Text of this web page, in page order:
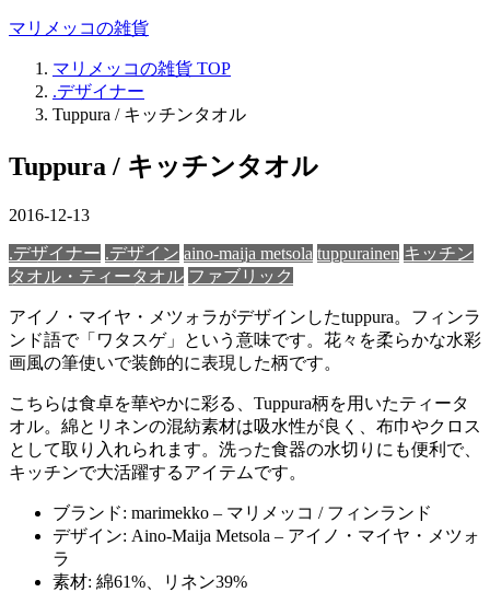
マリメッコの雑貨
マリメッコの雑貨 TOP
.デザイナー
Tuppura / キッチンタオル
Tuppura / キッチンタオル
2016-12-13
.デザイナー .デザイン aino-maija metsola tuppurainen キッチン
タオル・ティータオル ファブリック
アイノ・マイヤ・メツォラがデザインしたtuppura。フィンラ
ンド語で「ワタスゲ」という意味です。花々を柔らかな水彩
画風の筆使いで装飾的に表現した柄です。
こちらは食卓を華やかに彩る、Tuppura柄を用いたティータ
オル。綿とリネンの混紡素材は吸水性が良く、布巾やクロス
として取り入れられます。洗った食器の水切りにも便利で、
キッチンで大活躍するアイテムです。
ブランド: marimekko – マリメッコ / フィンランド
デザイン: Aino-Maija Metsola – アイノ・マイヤ・メツォ
ラ
素材: 綿61%、リネン39%